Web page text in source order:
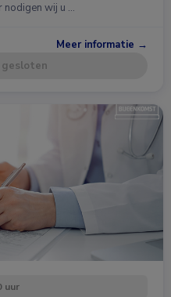
nodigen wij u …
Meer informatie →
gesloten
uur